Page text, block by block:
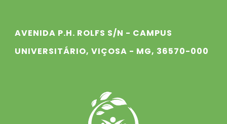
AVENIDA P.H. ROLFS S/N - CAMPUS
UNIVERSITÁRIO, VIÇOSA - MG, 36570-000